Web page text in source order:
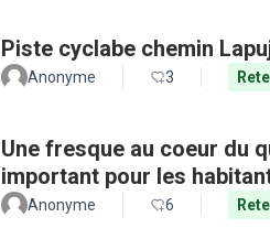
Piste cyclabe chemin
Anonyme 3
Une fresque au coeur du
important pour les
Anonyme 6